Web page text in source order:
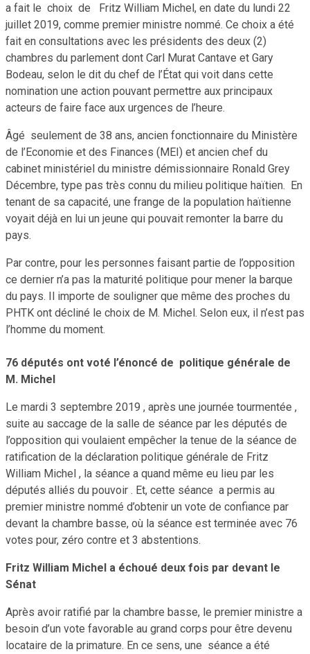
a fait le choix de Fritz William Michel, en date du lundi 22
juillet 2019, comme premier ministre nommé. Ce choix a été
fait en consultations avec les présidents des deux (2)
chambres du parlement dont Carl Murat Cantave et Gary
Bodeau, selon le dit du chef de l’État qui voit dans cette
nomination une action pouvant permettre aux principaux
acteurs de faire face aux urgences de l’heure.
Âgé seulement de 38 ans, ancien fonctionnaire du Ministère
de l’Economie et des Finances (MEI) et ancien chef du
cabinet ministériel du ministre démissionnaire Ronald Grey
Décembre, type pas très connu du milieu politique haïtien. En
tenant de sa capacité, une frange de la population haïtienne
voyait déjà en lui un jeune qui pouvait remonter la barre du
pays.
Par contre, pour les personnes faisant partie de l’opposition
ce dernier n’a pas la maturité politique pour mener la barque
du pays. Il importe de souligner que même des proches du
PHTK ont décliné le choix de M. Michel. Selon eux, il n’est pas
l’homme du moment.
76 députés ont voté l’énoncé de politique générale de
M. Michel
Le mardi 3 septembre 2019 , après une journée tourmentée ,
suite au saccage de la salle de séance par les députés de
l’opposition qui voulaient empêcher la tenue de la séance de
ratification de la déclaration politique générale de Fritz
William Michel , la séance a quand même eu lieu par les
députés alliés du pouvoir . Et, cette séance a permis au
premier ministre nommé d’obtenir un vote de confiance par
devant la chambre basse, où la séance est terminée avec 76
votes pour, zéro contre et 3 abstentions.
Fritz William Michel a échoué deux fois par devant le
Sénat
Après avoir ratifié par la chambre basse, le premier ministre a
besoin d’un vote favorable au grand corps pour être devenu
locataire de la primature. En ce sens, une séance a été